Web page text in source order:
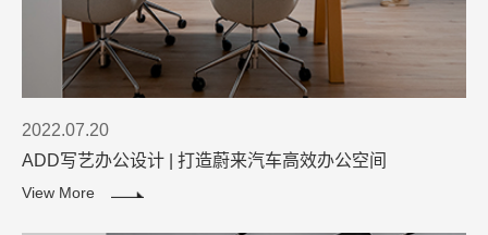
2022.07.20
ADD写艺办公设计 | 打造蔚来汽车高效办公空间
View More